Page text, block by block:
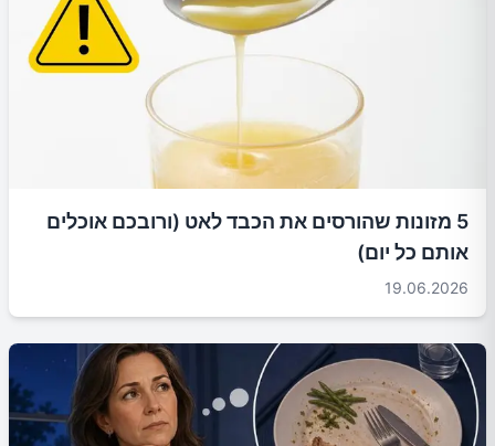
5 מזונות שהורסים את הכבד לאט (ורובכם אוכלים
אותם כל יום)
19.06.2026